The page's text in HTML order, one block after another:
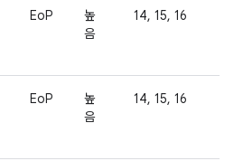
EoP
높
음
14, 15, 16
EoP
높
음
14, 15, 16